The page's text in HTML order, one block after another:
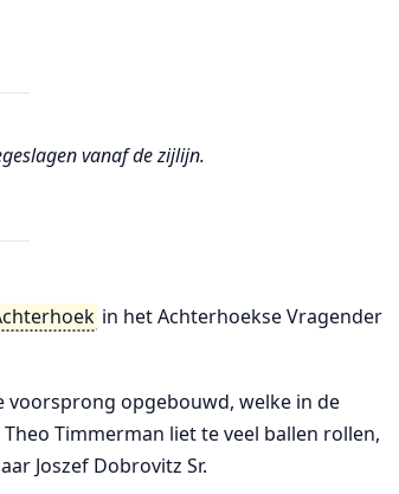
vanaf de zijlijn.
in het Achterhoekse Vragender
voorsprong opgebouwd, welke in de
Timmerman liet te veel ballen rollen,
Joszef Dobrovitz Sr.